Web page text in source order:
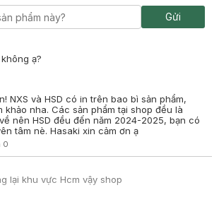
Gửi
ạ?
NXS và HSD có in trên bao bì sản phẩm,
khảo nha. Các sản phẩm tại shop đều là
nên HSD đều đến năm 2024-2025, bạn có
tâm nè. Hasaki xin cảm ơn ạ
0
lại khu vực Hcm vậy shop